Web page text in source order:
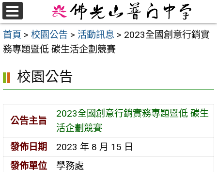
跳
至
主
要
首頁 > 校園公告 > 活動訊息 > 2023全國創意行銷實
務專題暨低 碳生活企劃競賽
校園公告
公告主旨
2023全國創意行銷實務專題暨低 碳生
活企劃競賽
發佈日期
2023 年 8 月 15 日
發佈單位
學務處
選
單